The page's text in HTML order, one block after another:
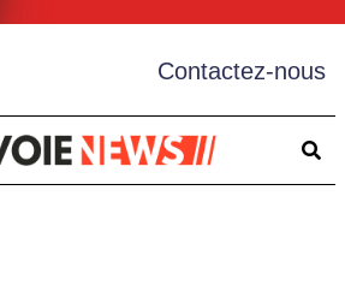
Contactez-nous